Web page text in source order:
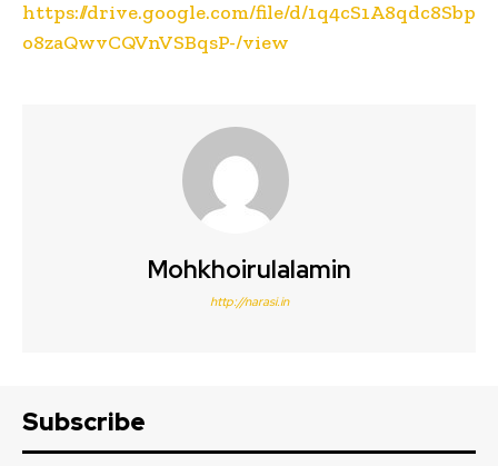
https://drive.google.com/file/d/1q4cS1A8qdc8Sbp
o8zaQwvCQVnVSBqsP-/view
Mohkhoirulalamin
http://narasi.in
Subscribe